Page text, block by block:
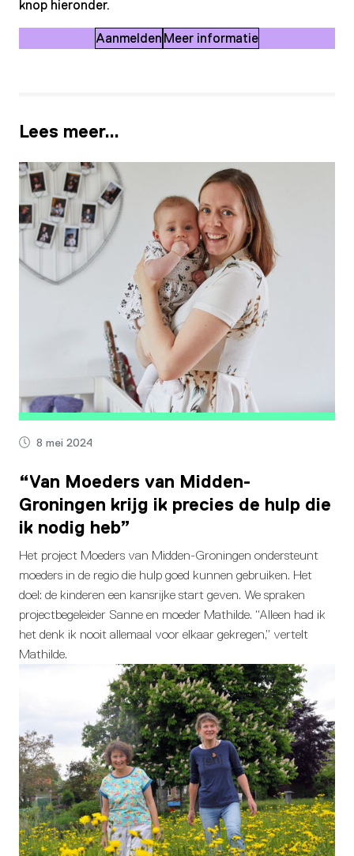
knop hieronder.
Aanmelden Meer informatie
Lees meer…
8 mei 2024
“Van Moeders van Midden-
Groningen krijg ik precies de hulp die
ik nodig heb”
Het project Moeders van Midden-Groningen ondersteunt
moeders in de regio die hulp goed kunnen gebruiken. Het
doel: de kinderen een kansrijke start geven. We spraken
projectbegeleider Sanne en moeder Mathilde. “Alleen had ik
het denk ik nooit allemaal voor elkaar gekregen,” vertelt
Mathilde.